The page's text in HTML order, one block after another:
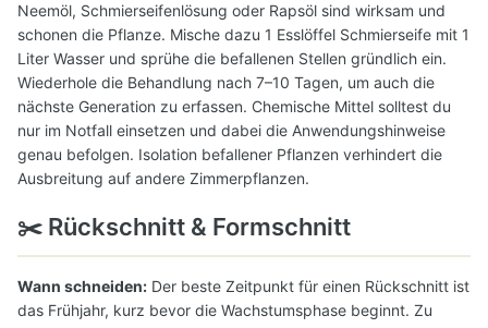
Neemöl, Schmierseifenlösung oder Rapsöl sind wirksam und
schonen die Pflanze. Mische dazu 1 Esslöffel Schmierseife mit 1
Liter Wasser und sprühe die befallenen Stellen gründlich ein.
Wiederhole die Behandlung nach 7–10 Tagen, um auch die
nächste Generation zu erfassen. Chemische Mittel solltest du
nur im Notfall einsetzen und dabei die Anwendungshinweise
genau befolgen. Isolation befallener Pflanzen verhindert die
Ausbreitung auf andere Zimmerpflanzen.
✂️ Rückschnitt & Formschnitt
Wann schneiden: Der beste Zeitpunkt für einen Rückschnitt ist
das Frühjahr, kurz bevor die Wachstumsphase beginnt. Zu